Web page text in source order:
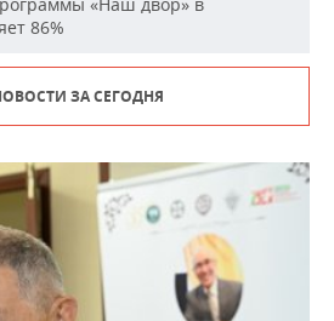
86%
ЗА СЕГОДНЯ